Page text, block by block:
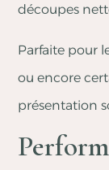
découpes
Parfaite pour
ou encore
présentation